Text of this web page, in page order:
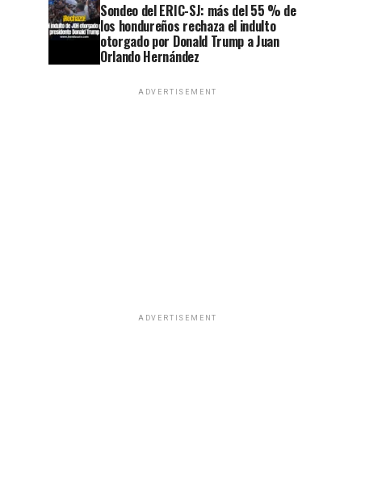
Sondeo del ERIC-SJ: más del 55 % de
los hondureños rechaza el indulto
otorgado por Donald Trump a Juan
Orlando Hernández
ADVERTISEMENT
ADVERTISEMENT